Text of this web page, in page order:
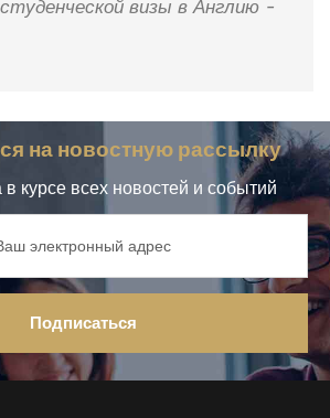
визы в Англию -
на новостную рассылку
в курсе всех новостей и событий